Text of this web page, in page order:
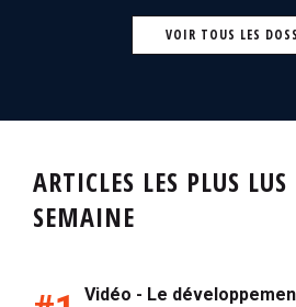
VOIR TOUS LES
ARTICLES LES PLUS
SEMAINE
Vidéo - Le